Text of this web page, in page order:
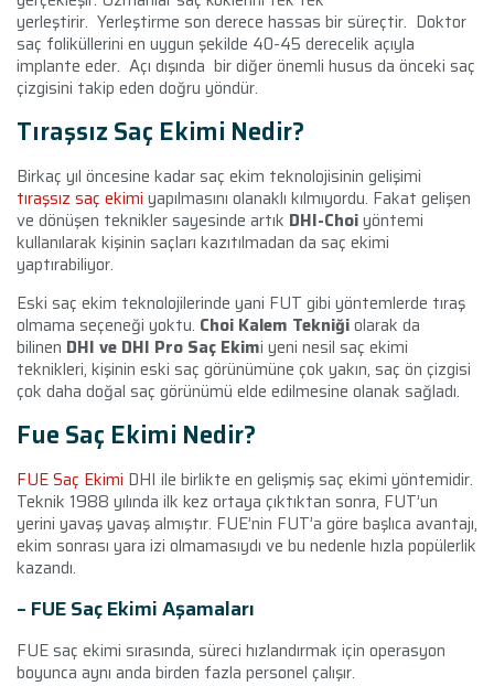
yerleştirir. Yerleştirme son derece hassas bir süreçtir. Doktor
saç foliküllerini en uygun şekilde 40-45 derecelik açıyla
implante eder. Açı dışında bir diğer önemli husus da önceki saç
çizgisini takip eden doğru yöndür.
Tıraşsız Saç Ekimi Nedir?
Birkaç yıl öncesine kadar saç ekim teknolojisinin gelişimi
tıraşsız saç ekimi yapılmasını olanaklı kılmıyordu. Fakat gelişen
ve dönüşen teknikler sayesinde artık DHI-Choiyöntemi
kullanılarak kişinin saçları kazıtılmadan da saç ekimi
yaptırabiliyor.
Eski saç ekim teknolojilerinde yani FUT gibi yöntemlerde tıraş
olmama seçeneği yoktu. Choi Kalem Tekniğiolarak da
bilinen DHI ve DHI Pro Saç Ekimi yeni nesil saç ekimi
teknikleri, kişinin eski saç görünümüne çok yakın, saç ön çizgisi
çok daha doğal saç görünümü elde edilmesine olanak sağladı.
Fue Saç Ekimi Nedir?
FUE Saç Ekimi DHI ile birlikte en gelişmiş saç ekimi yöntemidir.
Teknik 1988 yılında ilk kez ortaya çıktıktan sonra, FUT’un
yerini yavaş yavaş almıştır. FUE’nin FUT’a göre başlıca avantajı,
ekim sonrası yara izi olmamasıydı ve bu nedenle hızla popülerlik
kazandı.
– FUE Saç Ekimi Aşamaları
FUE saç ekimi sırasında, süreci hızlandırmak için operasyon
boyunca aynı anda birden fazla personel çalışır.